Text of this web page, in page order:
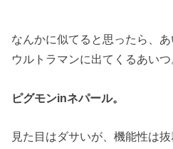
なんかに似てると思ったら、あ
ウルトラマンに出てくるあいつ
ピグモンinネパール。
見た目はダサいが、機能性は